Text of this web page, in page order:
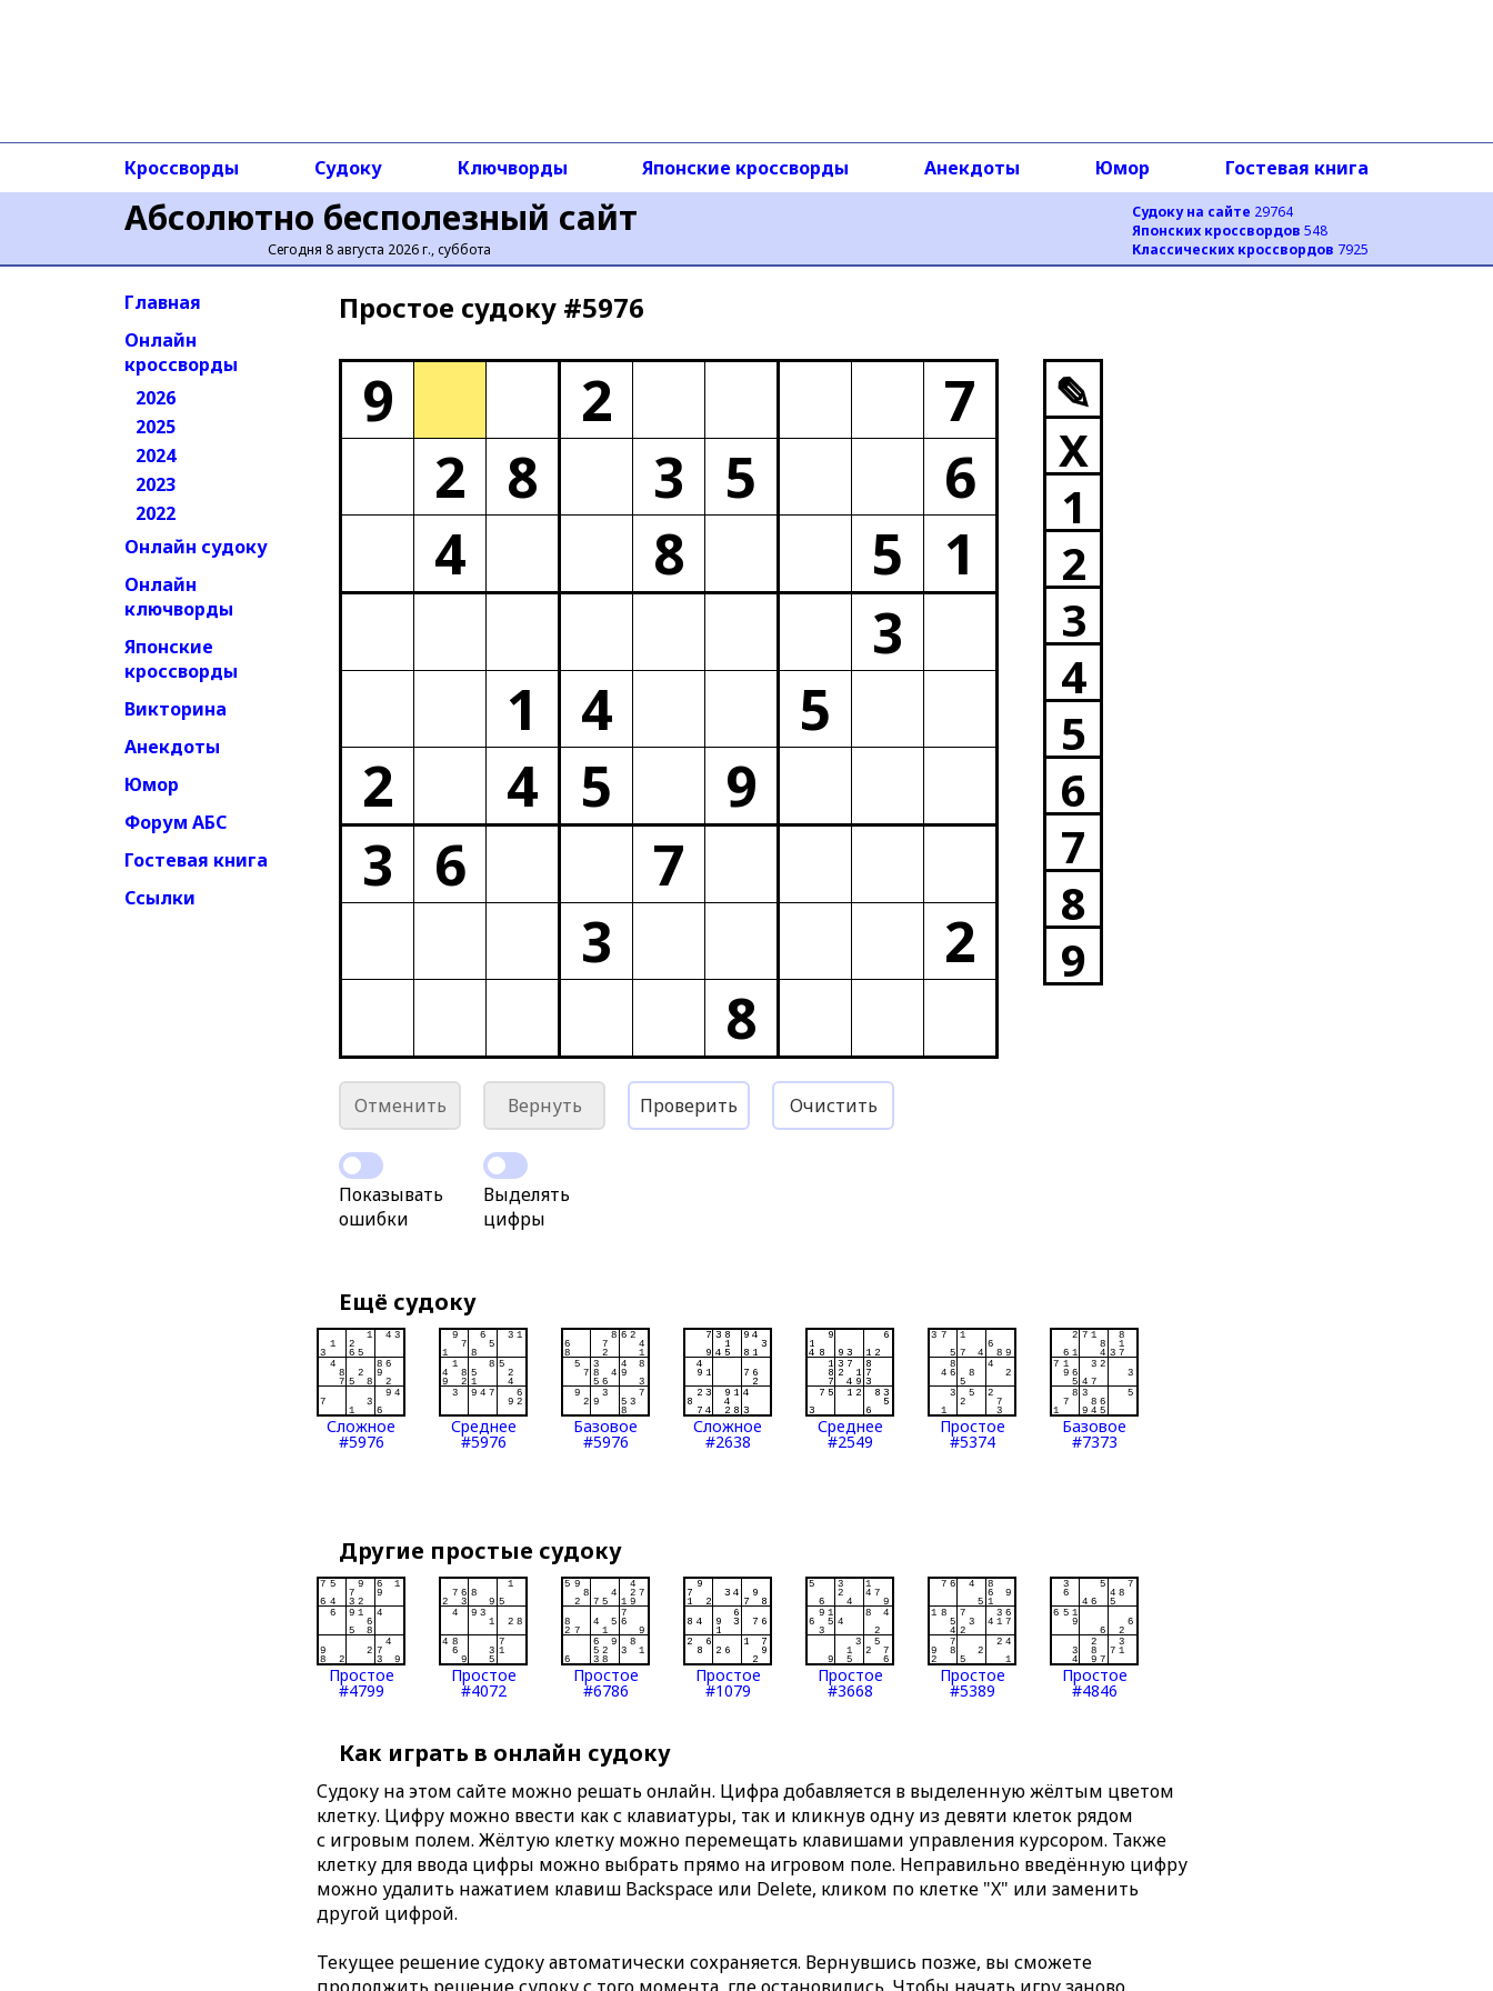
Абсолютно бесполезный сайт
Сегодня 8 августа 2026 г., суббота
Судоку на сайте 29764
Японских кроссвордов 548
Классических кроссвордов 7925
Кроссворды Судоку Ключворды Японские кроссворды Анекдоты Юмор Гостевая книга
Главная
Онлайн
кроссворды
2026
2025
2024
2023
2022
Онлайн судоку
Онлайн
ключворды
Японские
кроссворды
Викторина
Анекдоты
Юмор
Форум АБС
Гостевая книга
Ссылки
Простое cудоку #5976
9 2
7
2 8 3 5
6
4
8 5
1
3
1
4
5
2
4 5
9
3
6
7
3
2
8
✎
X
1
2
3
4
5
6
7
8
9
Отменить Вернуть Проверить Очистить
Показывать
ошибки
Выделять
цифры
Ещё судоку
Сложное
#5976
Среднее
#5976
Базовое
#5976
Сложное
#2638
Среднее
#2549
Простое
#5374
Базовое
#7373
Другие простые судоку
Простое
#4799
Простое
#4072
Простое
#6786
Простое
#1079
Простое
#3668
Простое
#5389
Простое
#4846
Как играть в онлайн судоку
Судоку на этом сайте можно решать онлайн. Цифра добавляется в выделенную жёлтым цветом
клетку. Цифру можно ввести как с клавиатуры, так и кликнув одну из девяти клеток рядом
с игровым полем. Жёлтую клетку можно перемещать клавишами управления курсором. Также
клетку для ввода цифры можно выбрать прямо на игровом поле. Неправильно введённую цифру
можно удалить нажатием клавиш Backspace или Delete, кликом по клетке "X" или заменить
другой цифрой.
Текущее решение судоку автоматически сохраняется. Вернувшись позже, вы сможете